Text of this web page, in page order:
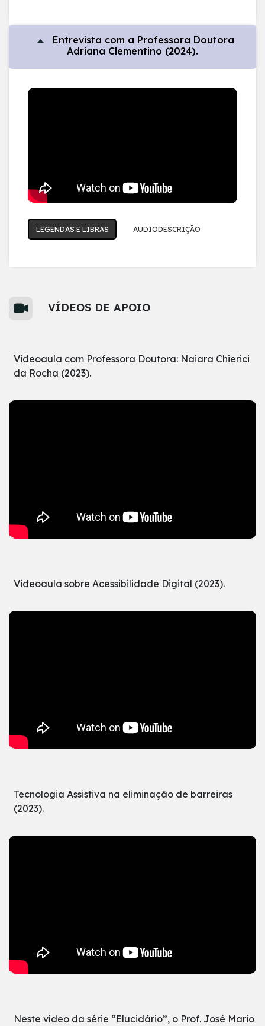
Adriana Clementino (2024).
LEGENDAS E LIBRAS AUDIODESCRIÇÃO
VÍDEOS DE APOIO
Videoaula com Professora Doutora: Naiara Chierici
da Rocha (2023).
Videoaula sobre Acessibilidade Digital (2023).
Tecnologia Assistiva na eliminação de barreiras
(2023).
Neste vídeo da série “Elucidário”, o Prof. José Mario